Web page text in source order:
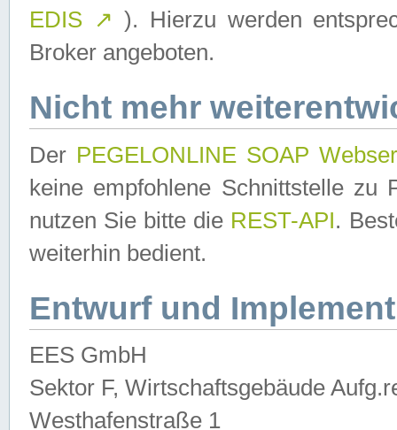
EDIS ↗ ). Hierzu werden
Broker angeboten.
Nicht mehr
Der PEGELONLINE SOAP
keine empfohlene Schnittstelle zu
nutzen Sie bitte die REST-API.
weiterhin bedient.
Entwurf und
EES GmbH
Sektor F, Wirtschaftsgebäude
Westhafenstraße 1